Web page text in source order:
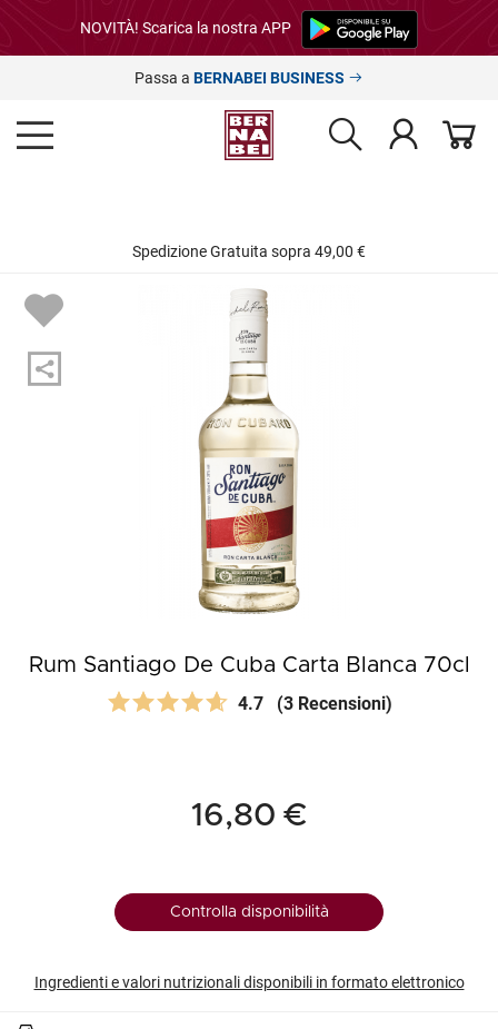
NOVITÀ! Scarica la nostra APP
Passa a BERNABEI BUSINESS
Spedizione Gratuita sopra 49,00 €
Rum Santiago De Cuba Carta Blanca 70cl
4.7 (3 Recensioni)
16,80 €
Controlla disponibilità
Ingredienti e valori nutrizionali disponibili in formato elettronico